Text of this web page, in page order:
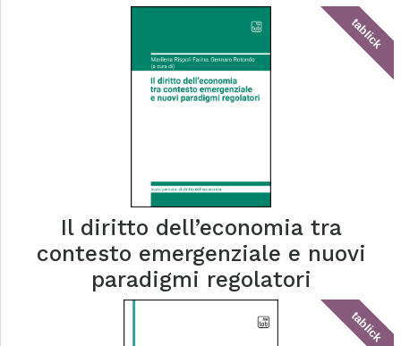
tablick
Il diritto dell’economia tra
contesto emergenziale e nuovi
paradigmi regolatori
tablick